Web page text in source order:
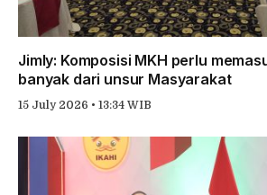
Jimly: Komposisi MKH perlu
banyak dari unsur Masyarakat
15 July 2026 • 13:34 WIB